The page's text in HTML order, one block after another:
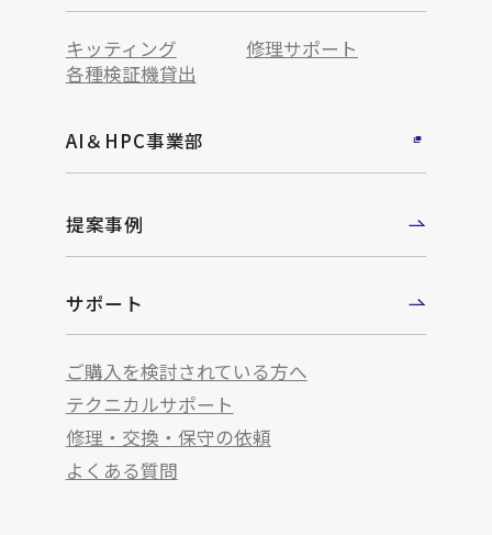
キッティング
修理サポート
各種検証機貸出
AI＆HPC事業部
提案事例
サポート
ご購入を検討されている方へ
テクニカルサポート
修理・交換・保守の依頼
よくある質問